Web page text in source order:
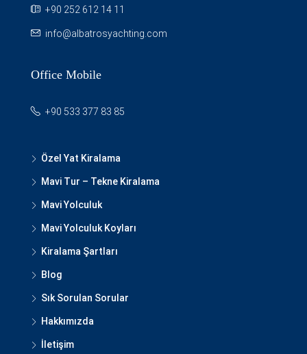
+90 252 612 14 11
info@albatrosyachting.com
Office Mobile
+90 533 377 83 85
Özel Yat Kiralama
Mavi Tur – Tekne Kiralama
Mavi Yolculuk
Mavi Yolculuk Koyları
Kiralama Şartları
Blog
Sık Sorulan Sorular
Hakkımızda
İletişim